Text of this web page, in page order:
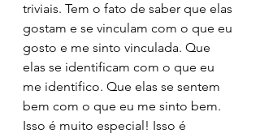
triviais. Tem o fato de saber que elas
gostam e se vinculam com o que eu
gosto e me sinto vinculada. Que
elas se identificam com o que eu
me identifico. Que elas se sentem
bem com o que eu me sinto bem.
Isso é muito especial! Isso é